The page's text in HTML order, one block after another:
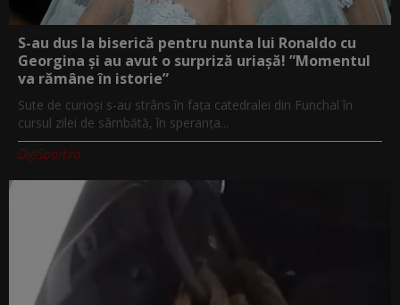
S-au dus la biserică pentru nunta lui Ronaldo cu
Georgina și au avut o surpriză uriașă! ”Momentul
va rămâne în istorie”
Sute de curioși s-au strâns în fața catedralei din Funchal în
cursul zilei de sâmbătă, în speranța...
DigiSport.ro